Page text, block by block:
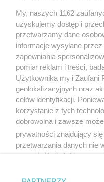
My, naszych 1162
uzyskujemy dostęp i
przetwarzamy dane
informacje wysyłane
zapewniania
pomiar reklam i treści,
Użytkownika my i Zaufani
geolokalizacyjnych oraz
celów identyfikacji.
korzystanie z tych
dobrowolna i zawsze
prywatności znajdujący
przetwarzania danych nie
sprzeciwić się takiemu